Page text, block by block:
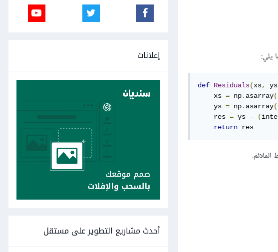
يلي:
def Residuals(xs, ys
    xs
= np. asarray(
    ys
= np. asarray(
    res
= ys - (
return res
إعلانات
أحدث مشاريع التطوير على مستقل